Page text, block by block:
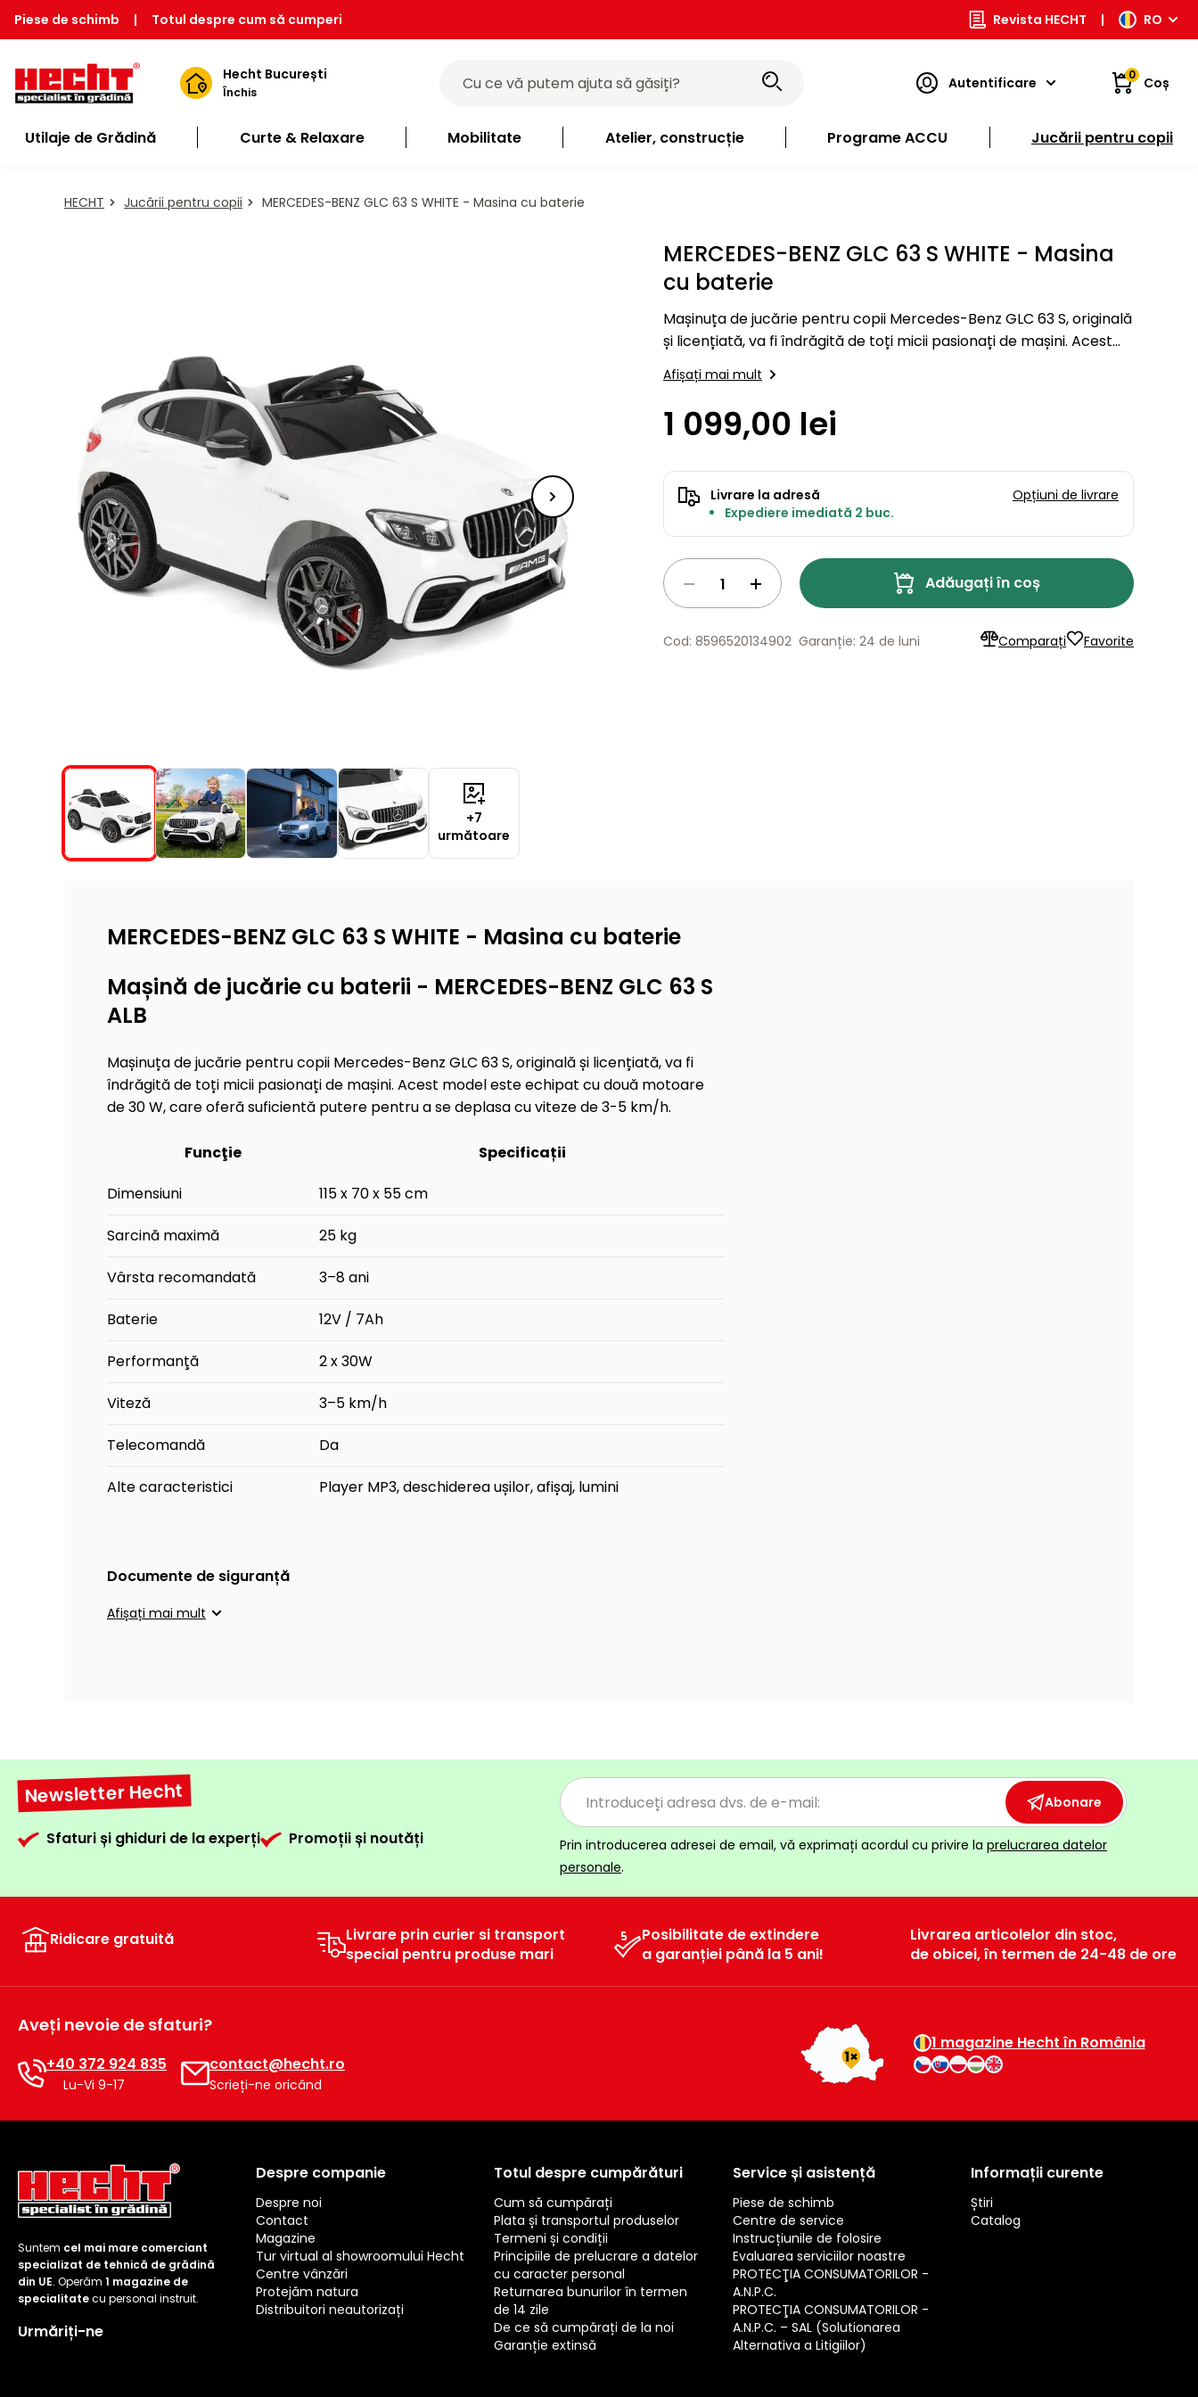
Piese de schimb | Totul despre cum să cumperi Revista HECHT | RO
Hecht București
Închis
Autentificare 0 Coș
Utilaje de Grădină Curte & Relaxare Mobilitate Atelier, construcție Programe ACCU Jucării pentru copii
HECHT Jucării pentru copii MERCEDES-BENZ GLC 63 S WHITE - Masina cu baterie
+7
următoare
MERCEDES-BENZ GLC 63 S WHITE - Masina
cu baterie
Mașinuța de jucărie pentru copii Mercedes-Benz GLC 63 S, originală
și licențiată, va fi îndrăgită de toți micii pasionați de mașini. Acest
Afișați mai mult
1 099,00 lei
Livrare la adresă
Expediere imediată 2 buc.
Opțiuni de livrare
Adăugați în coș
Comparați Favorite
Cod: 8596520134902 Garanție: 24 de luni
MERCEDES-BENZ GLC 63 S WHITE - Masina cu baterie
Mașină de jucărie cu baterii - MERCEDES-BENZ GLC 63 S
ALB
Mașinuța de jucărie pentru copii Mercedes-Benz GLC 63 S, originală și licențiată, va fi
îndrăgită de toți micii pasionați de mașini. Acest model este echipat cu două motoare
de 30 W, care oferă suficientă putere pentru a se deplasa cu viteze de 3-5 km/h.
Funcţie
Specificații
Dimensiuni
115 x 70 x 55 cm
Sarcină maximă 25 kg
Vârsta recomandată 3–8 ani
Baterie 12V / 7Ah
Performanţă 2 x 30W
Viteză 3–5 km/h
Telecomandă Da
Alte caracteristici Player MP3, deschiderea ușilor, afișaj, lumini
Documente de siguranță
Afișați mai mult
Newsletter Hecht
Sfaturi și ghiduri de la experți Promoții și noutăți
Abonare
Prin introducerea adresei de email, vă exprimați acordul cu privire la prelucrarea datelor
personale.
Ridicare gratuită
Livrare prin curier si transport
special pentru produse mari
Posibilitate de extindere
a garanției până la 5 ani!
Livrarea articolelor din stoc,
de obicei, în termen de 24-48 de ore
Aveți nevoie de sfaturi?
+40 372 924 835
Lu-Vi 9-17
contact@hecht.ro
Scrieți-ne oricând
1 magazine Hecht în România
Suntem cel mai mare comerciant
specializat de tehnică de grădină
din UE. Operăm 1 magazine de
specialitatecu personal instruit.
Urmăriți-ne
Despre companie
Despre noi
Contact
Magazine
Tur virtual al showroomului Hecht
Centre vânzări
Protejăm natura
Distribuitori neautorizați
Totul despre cumpărături
Cum să cumpărați
Plata și transportul produselor
Termeni și condiții
Principiile de prelucrare a datelor
cu caracter personal
Returnarea bunurilor în termen
de 14 zile
De ce să cumpărați de la noi
Garanție extinsă
Service și asistență
Piese de schimb
Centre de service
Instrucțiunile de folosire
Evaluarea serviciilor noastre
PROTECŢIA CONSUMATORILOR -
A.N.P.C.
PROTECŢIA CONSUMATORILOR -
A.N.P.C. – SAL (Solutionarea
Alternativa a Litigiilor)
Informații curente
Știri
Catalog